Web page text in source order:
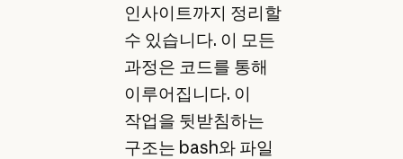
인사이트까지 정리할
수 있습니다. 이 모든
과정은 코드를 통해
이루어집니다. 이
작업을 뒷받침하는
구조는 bash와 파일